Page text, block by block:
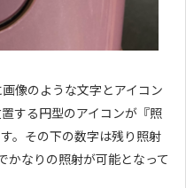
像のような文字とアイコン
する円型のアイコンが『照
。その下の数字は残り照射
かなりの照射が可能となって